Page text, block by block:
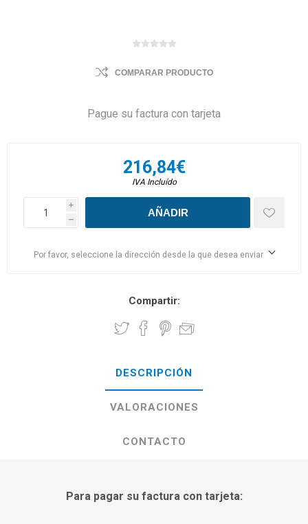
COMPARAR PRODUCTO
Pague su factura con tarjeta
216,84€
IVA Incluído
i
h
Por favor, seleccione la dirección desde la que desea enviar
Compartir:
DESCRIPCIÓN
VALORACIONES
CONTACTO
Para pagar su factura con tarjeta: